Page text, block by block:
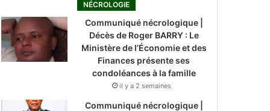
NÉCROLOGIE
Communiqué nécrologique |
Décès de Roger BARRY : Le
Ministère de l’Économie et des
Finances présente ses
condoléances à la famille
il y a 2 semaines
Communiqué nécrologique |